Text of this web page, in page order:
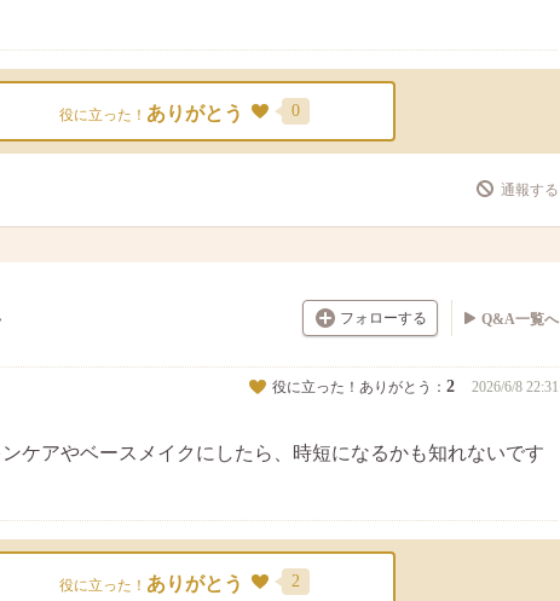
役に立った！ ありがとう 0
通報する
フォローする Q&A一覧へ
役に立った！ありがとう： 2 2026/6/8 22:31
ケアやベースメイクにしたら、時短になるかも知れないです
役に立った！ ありがとう 2